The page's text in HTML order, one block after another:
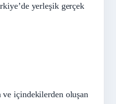
yerleşik gerçek
içindekilerden oluşan